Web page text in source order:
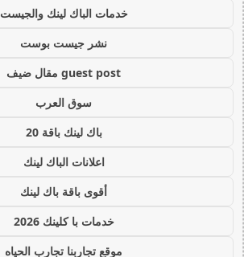
خدمات الباك لينك والجيست
نشر جيست بوست
guest post مقال ضيف
سوق العرب
باك لينك باقة 20
اعلانات الباك لينك
أقوى باقة باك لينك
خدمات با كلينك 2026
موقع تجاربنا تجارب الحياه